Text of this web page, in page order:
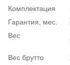
Комплектация
Гарантия, мес.
Вес
Вес брутто